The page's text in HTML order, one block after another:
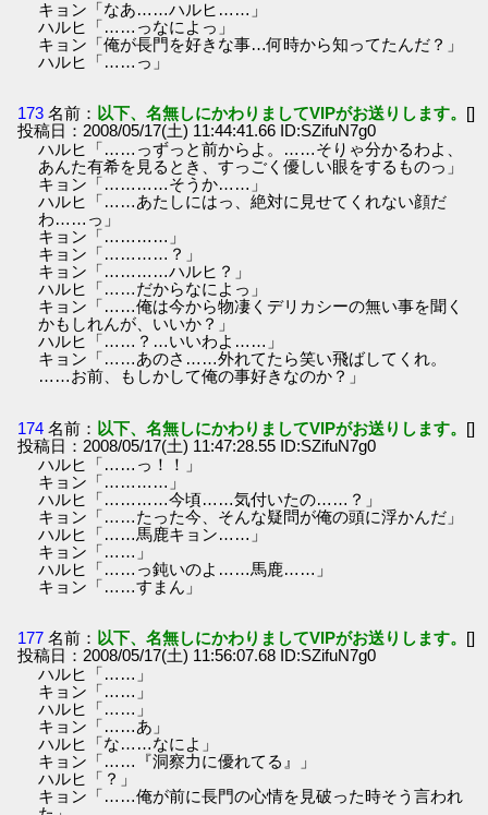
キョン「なあ……ハルヒ……」
ハルヒ「……っなによっ」
キョン「俺が長門を好きな事…何時から知ってたんだ？」
ハルヒ「……っ」
173 名前： 以下、名無しにかわりましてVIPがお送りします。 []
投稿日：2008/05/17(土) 11:44:41.66 ID:SZifuN7g0
ハルヒ「……っずっと前からよ。……そりゃ分かるわよ、
あんた有希を見るとき、すっごく優しい眼をするものっ」
キョン「…………そうか……」
ハルヒ「……あたしにはっ、絶対に見せてくれない顔だ
わ……っ」
キョン「…………」
キョン「…………？」
キョン「…………ハルヒ？」
ハルヒ「……だからなによっ」
キョン「……俺は今から物凄くデリカシーの無い事を聞く
かもしれんが、いいか？」
ハルヒ「……？…いいわよ……」
キョン「……あのさ……外れてたら笑い飛ばしてくれ。
……お前、もしかして俺の事好きなのか？」
174 名前： 以下、名無しにかわりましてVIPがお送りします。 []
投稿日：2008/05/17(土) 11:47:28.55 ID:SZifuN7g0
ハルヒ「……っ！！」
キョン「…………」
ハルヒ「…………今頃……気付いたの……？」
キョン「……たった今、そんな疑問が俺の頭に浮かんだ」
ハルヒ「……馬鹿キョン……」
キョン「……」
ハルヒ「……っ鈍いのよ……馬鹿……」
キョン「……すまん」
177 名前： 以下、名無しにかわりましてVIPがお送りします。 []
投稿日：2008/05/17(土) 11:56:07.68 ID:SZifuN7g0
ハルヒ「……」
キョン「……」
ハルヒ「……」
キョン「……あ」
ハルヒ「な……なによ」
キョン「……『洞察力に優れてる』」
ハルヒ「？」
キョン「……俺が前に長門の心情を見破った時そう言われ